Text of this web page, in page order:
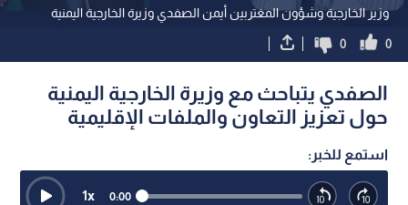
وزير الخارجية وشؤون المغتربين أيمن الصفدي وزيرة الخارجية اليمنية
0
0
الصفدي يتباحث مع وزيرة الخارجية اليمنية
حول تعزيز التعاون والملفات الإقليمية
استمع للخبر:
0:00
1x